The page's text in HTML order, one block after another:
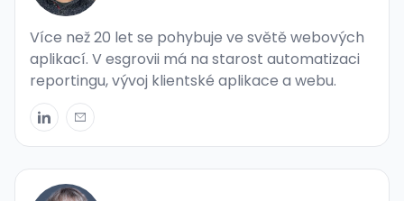
Více než 20 let se pohybuje ve světě webových
aplikací. V esgrovii má na starost automatizaci
reportingu, vývoj klientské aplikace a webu.